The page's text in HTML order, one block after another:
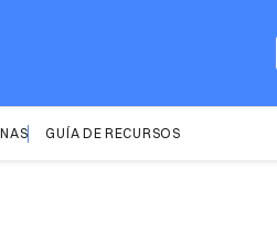
GUÍA DE RECURSOS